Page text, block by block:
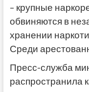
– крупные
обвиняются в
хранении
Среди
Пресс-служба
распространила